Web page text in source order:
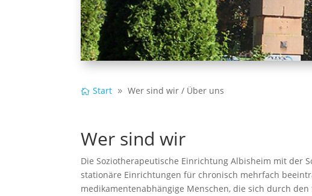
Start Wer sind wir / Über uns
Wer sind wir
Die Soziotherapeutische Einrichtung Albisheim mit der
stationäre Einrichtungen für chronisch mehrfach
medikamentenabhängige Menschen, die sich durch